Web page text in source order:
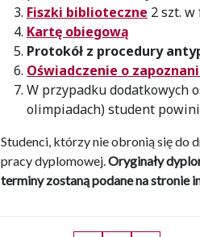
Fiszki biblioteczne 2 szt.
Kartę obiegową
Protokół z procedury
Oświadczenie o
W przypadku dodatkowych
olimpiadach) student
Studenci, którzy nie obronią się do
pracy dyplomowej.Oryginały
terminy zostaną podane na stronie